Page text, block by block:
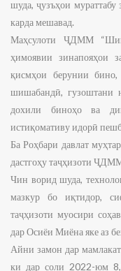
шуда, ҷузъҳои мураттабу
карда мешавад.
Маҳсулоти ҶДММ
ҳимоявии зинапояҳои
қисмҳои берунии
шишабандӣ, гузоштани
дохили биноҳо ва
истиқомативу идорӣ
Ба Роҳбари давлат
дастгоҳу таҷҳизоти
Чин ворид шуда,
мазкур бо иқтидор,
таҷҳизоти муосири
дар Осиёи Миёна яке аз
Айни замон дар
ки дар соли 2022-юм